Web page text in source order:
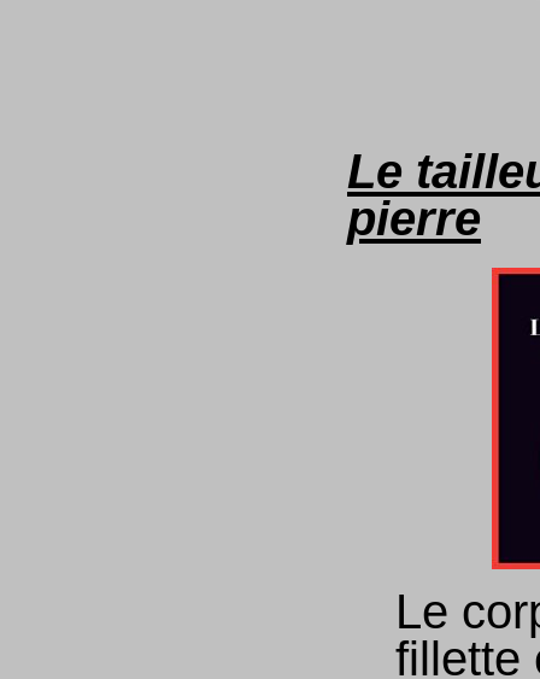
Le
pierre
Le
fillette